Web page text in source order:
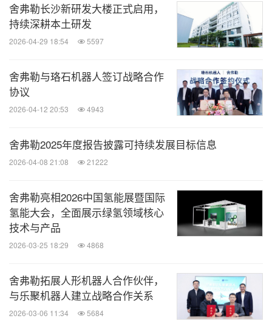
能动
微信公众号“能动”发布全球能源、化工、采
矿、动力、新能源车企业最新的经营动态。
关键词：
舍弗勒长沙新研发大楼正式启用，
持续深耕本土研发
2026-04-29 18:54 5597
舍弗勒与珞石机器人签订战略合作
协议
2026-04-12 20:53 4943
舍弗勒2025年度报告披露可持续发展目标信息
2026-04-08 21:08 21222
舍弗勒亮相2026中国氢能展暨国际
氢能大会，全面展示绿氢领域核心
技术与产品
2026-03-25 18:29 4868
舍弗勒拓展人形机器人合作伙伴，
与乐聚机器人建立战略合作关系
2026-03-06 11:34 5684